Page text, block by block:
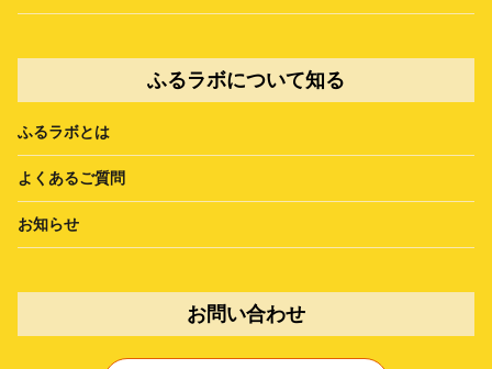
ふるラボについて知る
ふるラボとは
よくあるご質問
お知らせ
お問い合わせ